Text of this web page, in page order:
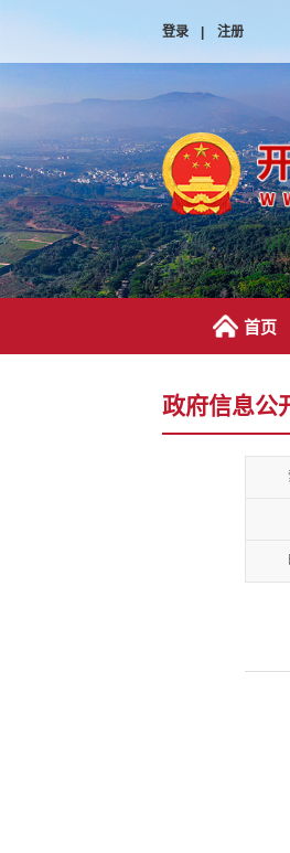
登录 | 注册
首页
政府信息公